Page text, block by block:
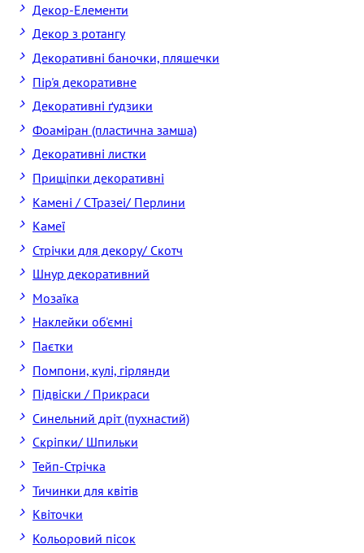
Декор-Елементи
Декор з ротангу
Декоративні баночки, пляшечки
Пір'я декоративне
Декоративні ґудзики
Фоаміран (пластична замша)
Декоративні листки
Прищіпки декоративні
Камені / CТразеі/ Перлини
Камеї
Стрічки для декору/ Скотч
Шнур декоративний
Мозаїка
Наклейки об'ємні
Паєтки
Помпони, кулі, гірлянди
Підвіски / Прикраси
Синельний дріт (пухнастий)
Скріпки/ Шпильки
Тейп-Стрічка
Тичинки для квітів
Квіточки
Кольоровий пісок